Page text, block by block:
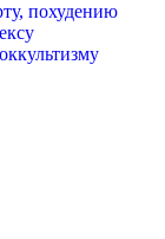
похудению